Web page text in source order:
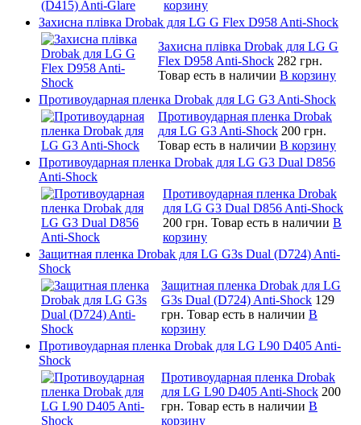
корзину
Захисна плівка Drobak для LG G Flex D958 Anti-Shock
Захисна плівка Drobak для LG G
Flex D958 Anti-Shock 282 грн.
Товар есть в наличии В корзину
Противоударная пленка Drobak для LG G3 Anti-Shock
Противоударная пленка Drobak
для LG G3 Anti-Shock 200 грн.
Товар есть в наличии В корзину
Противоударная пленка Drobak для LG G3 Dual D856
Anti-Shock
Противоударная пленка Drobak
для LG G3 Dual D856 Anti-Shock
200 грн. Товар есть в наличии В
корзину
Защитная пленка Drobak для LG G3s Dual (D724) Anti-
Shock
Защитная пленка Drobak для LG
G3s Dual (D724) Anti-Shock 129
грн. Товар есть в наличии В
корзину
Противоударная пленка Drobak для LG L90 D405 Anti-
Shock
Противоударная пленка Drobak
для LG L90 D405 Anti-Shock 200
грн. Товар есть в наличии В
корзину